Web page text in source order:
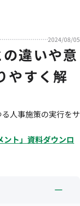
2024/08/05
違いや意
やすく解
人事施策の実行をサ
ント」資料ダウンロ